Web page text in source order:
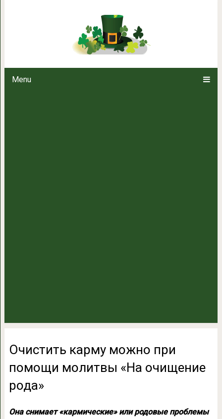
Menu
Очистить карму можно при
Очистить карму можно при
помощи молитвы «На очищение
рода»
Она снимает «кармические» или родовые проблемы